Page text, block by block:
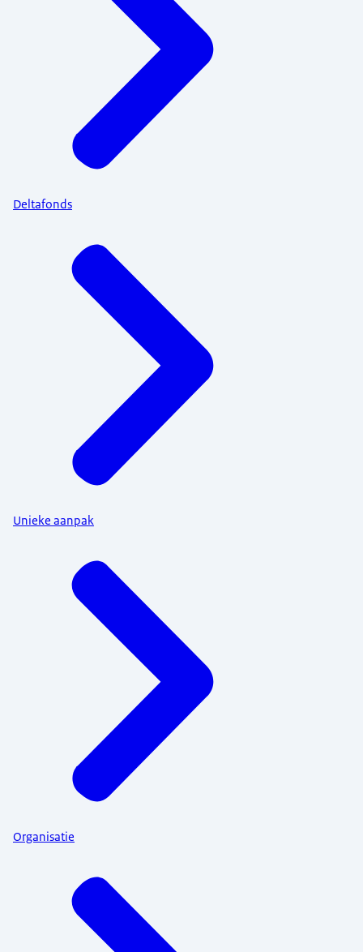
Deltafonds
Unieke aanpak
Organisatie